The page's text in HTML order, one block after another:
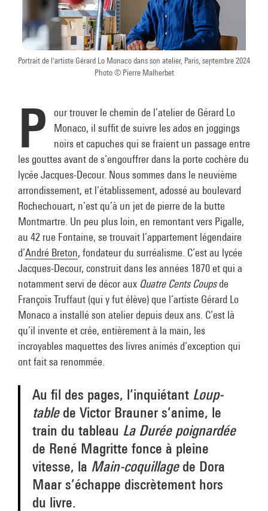
Portrait de l'artiste Gérard Lo Monaco dans son atelier, Paris, septembre 2024
Photo © Pierre Malherbet
P
our trouver le chemin de l’atelier de Gérard Lo
Monaco, il suffit de suivre les ados en joggings
noirs et capuches qui se fraient un passage entre
les gouttes avant de s’engouffrer dans la porte cochère du
lycée Jacques-Decour. Nous sommes dans le neuvième
arrondissement, et l’établissement, adossé au boulevard
Rochechouart, n’est qu’à un jet de pierre de la butte
Montmartre. Un peu plus loin, en remontant vers Pigalle,
au 42 rue Fontaine, se trouvait l’appartement légendaire
d’André Breton, fondateur du surréalisme. C’est au lycée
Jacques-Decour, construit dans les années 1870 et qui a
notamment servi de décor aux Quatre Cents Coupsde
François Truffaut (qui y fut élève) que l’artiste Gérard Lo
Monaco a installé son atelier depuis deux ans. C’est là
qu’il invente et crée, entièrement à la main, les
incroyables maquettes des livres animés d’exception qui
ont fait sa renommée.
Au fil des pages, l’inquiétant Loup-
tablede Victor Brauner s’anime, le
train du tableau La Durée poignardée
de René Magritte fonce à pleine
vitesse, la Main-coquillagede Dora
Maar s’échappe discrètement hors
du livre.